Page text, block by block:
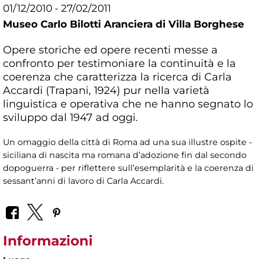
01/12/2010 - 27/02/2011
Museo Carlo Bilotti Aranciera di Villa Borghese
Opere storiche ed opere recenti messe a
confronto per testimoniare la continuità e la
coerenza che caratterizza la ricerca di Carla
Accardi (Trapani, 1924) pur nella varietà
linguistica e operativa che ne hanno segnato lo
sviluppo dal 1947 ad oggi.
Un omaggio della città di Roma ad una sua illustre ospite -
siciliana di nascita ma romana d’adozione fin dal secondo
dopoguerra - per riflettere sull’esemplarità e la coerenza di
sessant’anni di lavoro di Carla Accardi.
Informazioni